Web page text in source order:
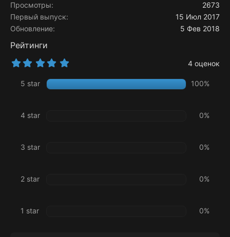
:Просмотры
2673
Первый выпуск
15 Июл 2017
Обновление
5 Фев 2018
Рейтинги
5
0
0
4 оценок
5 star 100%
4 star 0%
3 star 0%
2 star 0%
1 star 0%